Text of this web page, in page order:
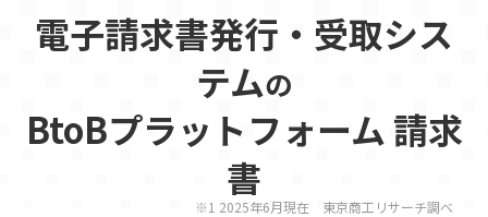
電子請求書発行・受取シス
テムの
BtoBプラットフォーム 請求
書
※1 2025年6月現在 東京商工リサーチ調べ